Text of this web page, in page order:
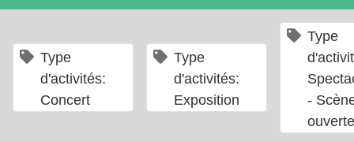
Type
d'activités:
Concert
Type
d'activités:
Exposition
Type
-
ouverte